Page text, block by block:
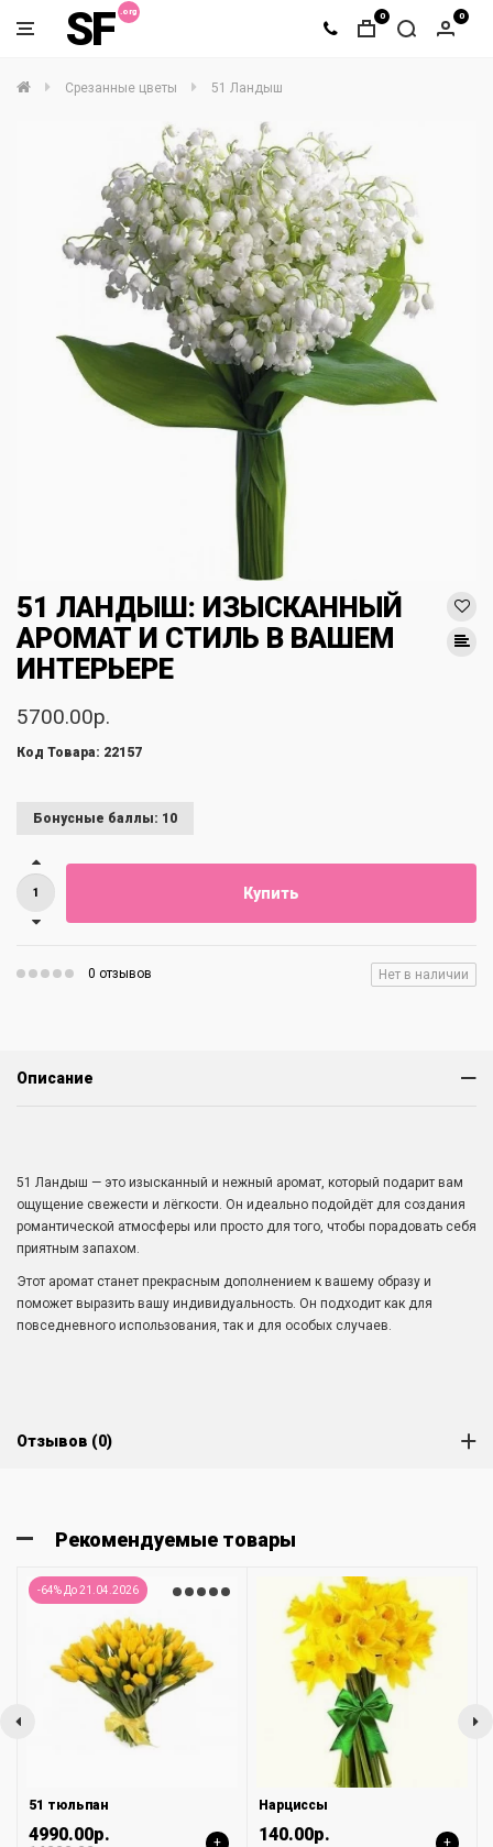
SF 0 0
Срезанные цветы 51 Ландыш
51 ЛАНДЫШ: ИЗЫСКАННЫЙ
АРОМАТ И СТИЛЬ В ВАШЕМ
ИНТЕРЬЕРЕ
5700.00р.
Код Товара: 22157
Бонусные баллы: 10
Купить
0 отзывов Нет в наличии
Описание
51 Ландыш — это изысканный и нежный аромат, который подарит вам
ощущение свежести и лёгкости. Он идеально подойдёт для создания
романтической атмосферы или просто для того, чтобы порадовать себя
приятным запахом.
Этот аромат станет прекрасным дополнением к вашему образу и
поможет выразить вашу индивидуальность. Он подходит как для
повседневного использования, так и для особых случаев.
Отзывов (0)
Рекомендуемые товары
-64% До 21.04.2026
51 тюльпан
4990.00р. +
Нарциссы
140.00р. +